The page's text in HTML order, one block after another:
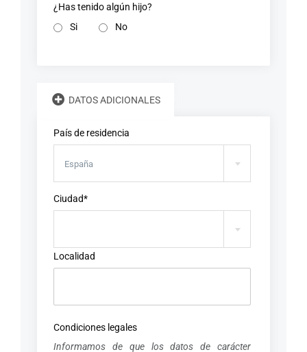
¿Has tenido algún hijo?
Si
No
DATOS ADICIONALES
País de residencia
España
Ciudad*
Localidad
Condiciones legales
Informamos de que los datos de carácter